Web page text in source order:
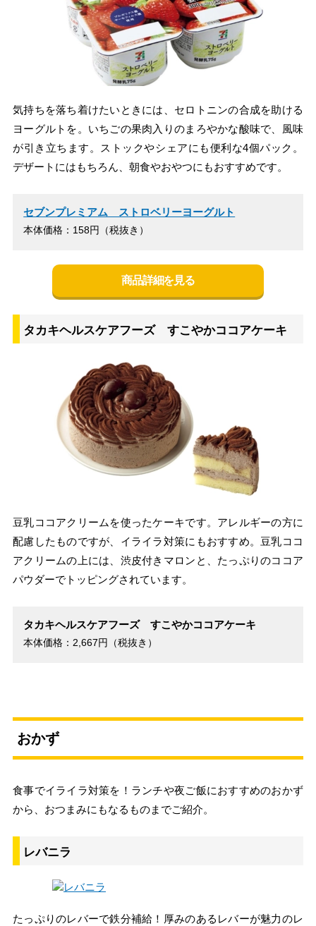
気持ちを落ち着けたいときには、セロトニンの合成を助ける
ヨーグルトを。いちごの果肉入りのまろやかな酸味で、風味
が引き立ちます。ストックやシェアにも便利な4個パック。
デザートにはもちろん、朝食やおやつにもおすすめです。
セブンプレミアム ストロベリーヨーグルト
本体価格：158円（税抜き）
商品詳細を見る
タカキヘルスケアフーズ すこやかココアケーキ
豆乳ココアクリームを使ったケーキです。アレルギーの方に
配慮したものですが、イライラ対策にもおすすめ。豆乳ココ
アクリームの上には、渋皮付きマロンと、たっぷりのココア
パウダーでトッピングされています。
タカキヘルスケアフーズ すこやかココアケーキ
本体価格：2,667円（税抜き）
おかず
食事でイライラ対策を！ランチや夜ご飯におすすめのおかず
から、おつまみにもなるものまでご紹介。
レバニラ
たっぷりのレバーで鉄分補給！厚みのあるレバーが魅力のレ